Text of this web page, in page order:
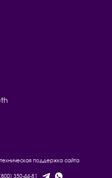
поддержка сайта
350-44-81